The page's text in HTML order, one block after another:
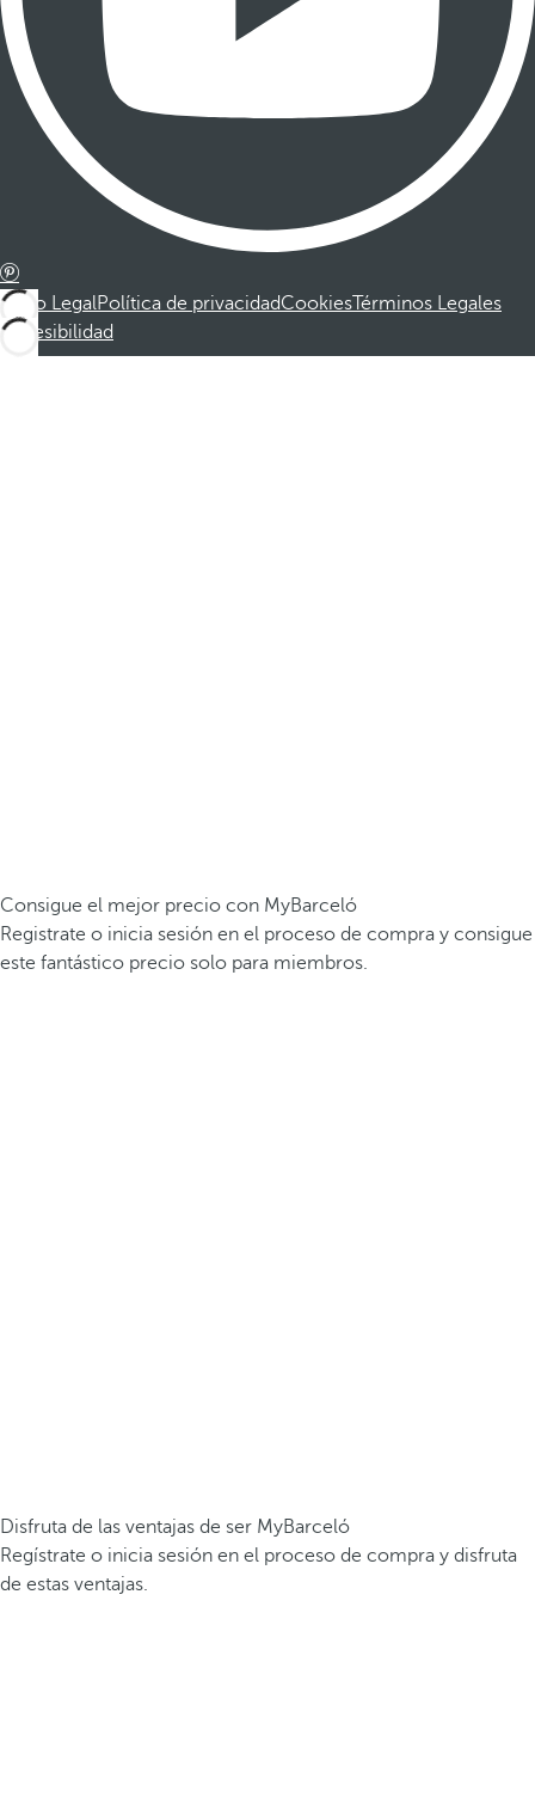
Aviso LegalPolítica de privacidadCookiesTérminos Legales
Accesibilidad
Consigue el mejor precio con MyBarceló
Registrate o inicia sesión en el proceso de compra y consigue
este fantástico precio solo para miembros.
Disfruta de las ventajas de ser MyBarceló
Regístrate o inicia sesión en el proceso de compra y disfruta
de estas ventajas.